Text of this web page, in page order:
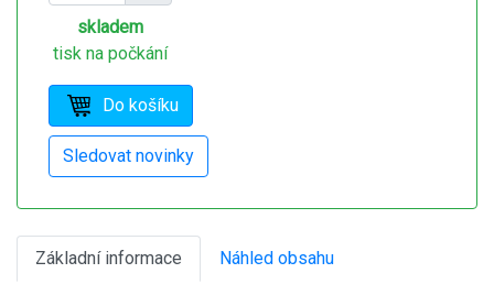
skladem
tisk na počkání
Základní informace Náhled obsahu